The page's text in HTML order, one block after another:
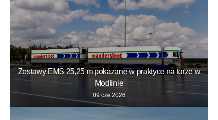
Zestawy EMS 25,25 m pokazane w praktyce na torze w
Modlinie
09 cze 2026